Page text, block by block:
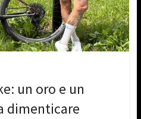
un oro e un
dimenticare